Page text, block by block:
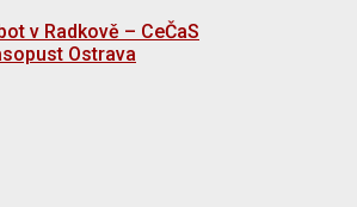
v Radkově – CeČaS
Ostrava